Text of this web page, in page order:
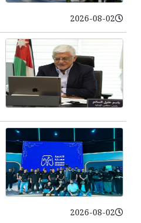
2026-08-02
2026-08-02